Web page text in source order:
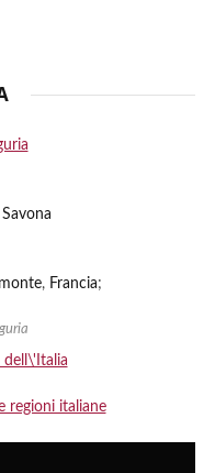
Savona
, Francia;
regioni italiane